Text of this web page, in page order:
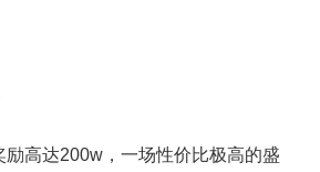
高达200w，一场性价比极高的盛